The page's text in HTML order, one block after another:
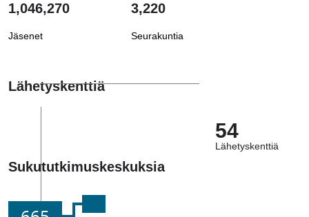
1,046,270
Jäsenet
3,220
Seurakuntia
Lähetyskenttiä
54
Lähetyskenttiä
Sukututkimuskeskuksia